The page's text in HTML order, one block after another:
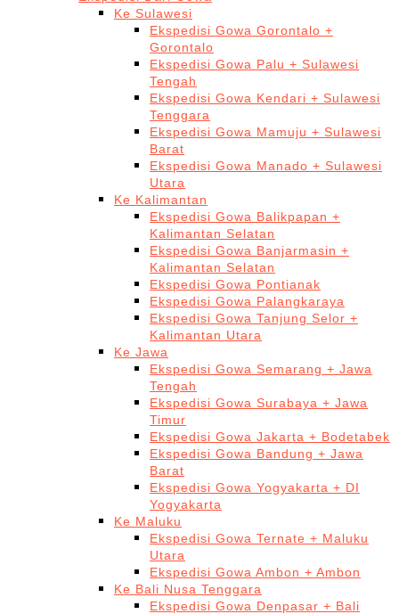
Ke Sulawesi
Ekspedisi Gowa Gorontalo +
Gorontalo
Ekspedisi Gowa Palu + Sulawesi
Tengah
Ekspedisi Gowa Kendari + Sulawesi
Tenggara
Ekspedisi Gowa Mamuju + Sulawesi
Barat
Ekspedisi Gowa Manado + Sulawesi
Utara
Ke Kalimantan
Ekspedisi Gowa Balikpapan +
Kalimantan Selatan
Ekspedisi Gowa Banjarmasin +
Kalimantan Selatan
Ekspedisi Gowa Pontianak
Ekspedisi Gowa Palangkaraya
Ekspedisi Gowa Tanjung Selor +
Kalimantan Utara
Ke Jawa
Ekspedisi Gowa Semarang + Jawa
Tengah
Ekspedisi Gowa Surabaya + Jawa
Timur
Ekspedisi Gowa Jakarta + Bodetabek
Ekspedisi Gowa Bandung + Jawa
Barat
Ekspedisi Gowa Yogyakarta + DI
Yogyakarta
Ke Maluku
Ekspedisi Gowa Ternate + Maluku
Utara
Ekspedisi Gowa Ambon + Ambon
Ke Bali Nusa Tenggara
Ekspedisi Gowa Denpasar + Bali